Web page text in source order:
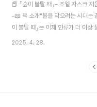
📕 『숲이 불탈 때』– 조엘 자스크
–📖 책 소개"불을 막으려는 시대는
이 불탈 때』는 이제 인류가 더 이상
(Megafire) 시대를 살아가야 함을
자연의 오랜 관계가 무너진 결과임
2025. 4. 28.